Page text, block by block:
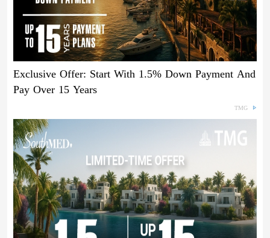
Exclusive Offer: Start With 1.5% Down Payment And
Pay Over 15 Years
TMG